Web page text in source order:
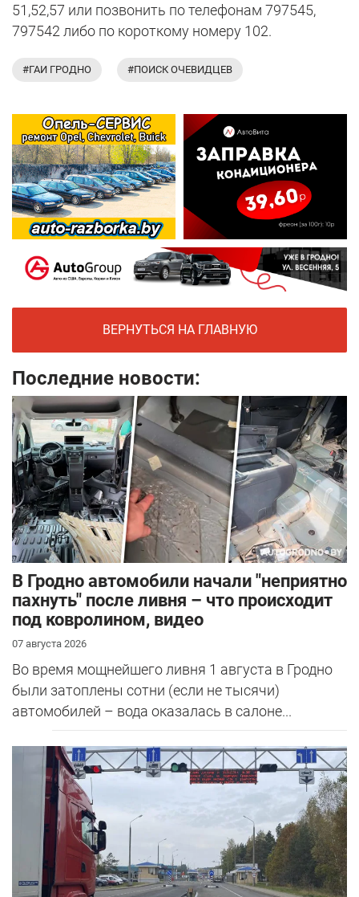
51,52,57 или позвонить по телефонам 797545,
797542 либо по короткому номеру 102.
#ГАИ ГРОДНО #ПОИСК ОЧЕВИДЦЕВ
ВЕРНУТЬСЯ НА ГЛАВНУЮ
Последние новости:
В Гродно автомобили начали "неприятно
пахнуть" после ливня – что происходит
под ковролином, видео
07 августа 2026
Во время мощнейшего ливня 1 августа в Гродно
были затоплены сотни (если не тысячи)
автомобилей – вода оказалась в салоне...